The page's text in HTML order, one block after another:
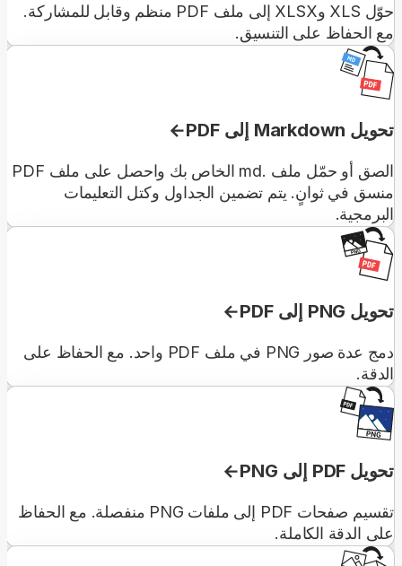
حوّل XLS وXLSX إلى ملف PDF منظم وقابل للمشاركة.
مع الحفاظ على التنسيق.
تحويل Markdown إلى PDF
الصق أو حمّل ملف .md الخاص بك واحصل على ملف PDF
منسق في ثوانٍ. يتم تضمين الجداول وكتل التعليمات
البرمجية.
تحويل PNG إلى PDF
دمج عدة صور PNG في ملف PDF واحد. مع الحفاظ على
الدقة.
تحويل PDF إلى PNG
تقسيم صفحات PDF إلى ملفات PNG منفصلة. مع الحفاظ
على الدقة الكاملة.